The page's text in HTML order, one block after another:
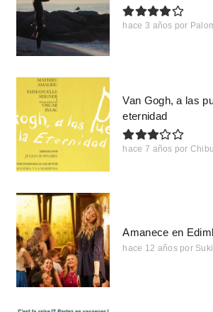
hace 3 años por
Van Gogh, a las
eternidad
hace 7 años por
Amanece en
hace 12 años por